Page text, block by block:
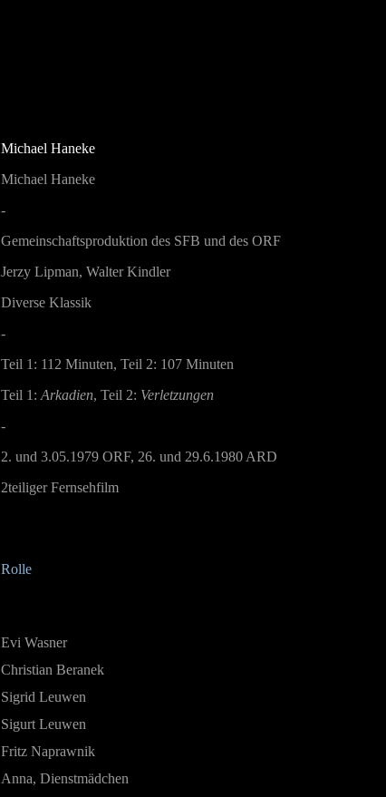
Michael Haneke
Michael Haneke
-
Gemeinschaftsproduktion des SFB und des ORF
Jerzy Lipman, Walter Kindler
Diverse Klassik
-
Teil 1: 112 Minuten, Teil 2: 107 Minuten
Teil 1: Arkadien, Teil 2: Verletzungen
-
2. und 3.05.1979 ORF, 26. und 29.6.1980 ARD
2teiliger Fernsehfilm
Rolle
Evi Wasner
Christian Beranek
Sigrid Leuwen
Sigurt Leuwen
Fritz Naprawnik
Anna, Dienstmädchen